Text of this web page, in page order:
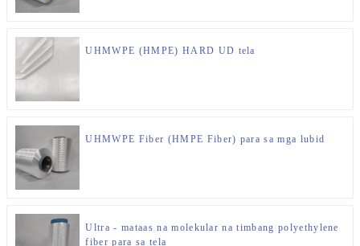
UHMWPE (HMPE) HARD UD tela
UHMWPE Fiber (HMPE Fiber) para sa mga lubid
Ultra - mataas na molekular na timbang polyethylene
fiber para sa tela